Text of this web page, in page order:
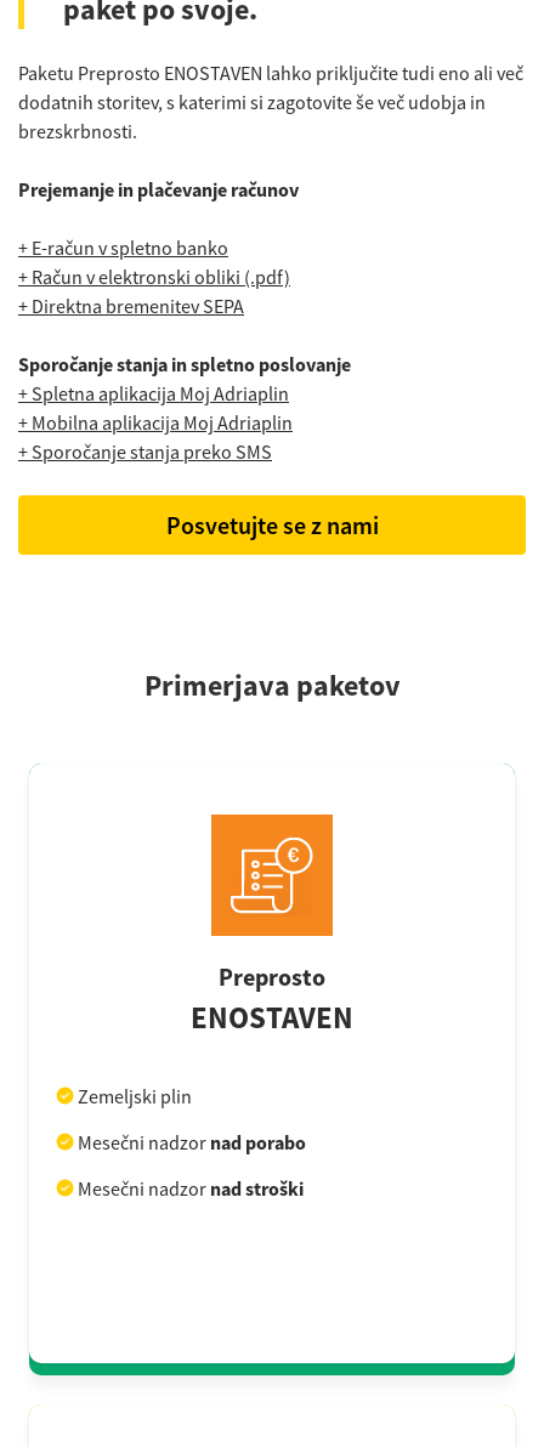
paket po svoje.
Paketu Preprosto ENOSTAVEN lahko priključite tudi eno ali več
dodatnih storitev, s katerimi si zagotovite še več udobja in
brezskrbnosti.
Prejemanje in plačevanje računov
+ E-račun v spletno banko
+ Račun v elektronski obliki (.pdf)
+ Direktna bremenitev SEPA
Sporočanje stanja in spletno poslovanje
+ Spletna aplikacija Moj Adriaplin
+ Mobilna aplikacija Moj Adriaplin
+ Sporočanje stanja preko SMS
Posvetujte se z nami
Primerjava paketov
Preprosto
ENOSTAVEN
Zemeljski plin
Mesečni nadzor nad porabo
Mesečni nadzor nad stroški